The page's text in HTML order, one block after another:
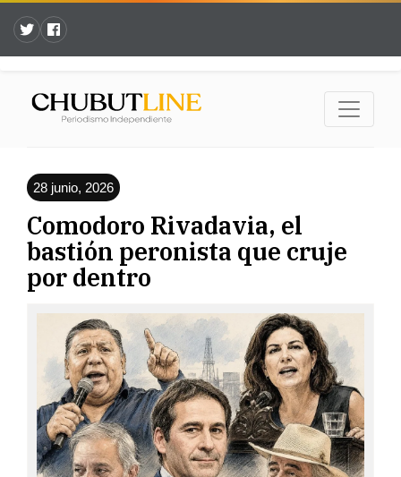
28 junio, 2026
Comodoro Rivadavia, el
bastión peronista que cruje
por dentro